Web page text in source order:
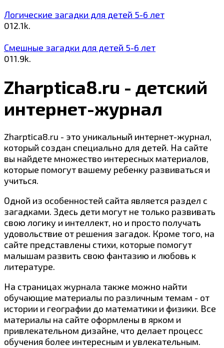
Логические загадки для детей 5-6 лет
012.1k.
Смешные загадки для детей 5-6 лет
011.9k.
Zharptica8.ru - детский
интернет-журнал
Zharptica8.ru - это уникальный интернет-журнал,
который создан специально для детей. На сайте
вы найдете множество интересных материалов,
которые помогут вашему ребенку развиваться и
учиться.
Одной из особенностей сайта является раздел с
загадками. Здесь дети могут не только развивать
свою логику и интеллект, но и просто получать
удовольствие от решения загадок. Кроме того, на
сайте представлены стихи, которые помогут
малышам развить свою фантазию и любовь к
литературе.
На страницах журнала также можно найти
обучающие материалы по различным темам - от
истории и географии до математики и физики. Все
материалы на сайте оформлены в ярком и
привлекательном дизайне, что делает процесс
обучения более интересным и увлекательным.